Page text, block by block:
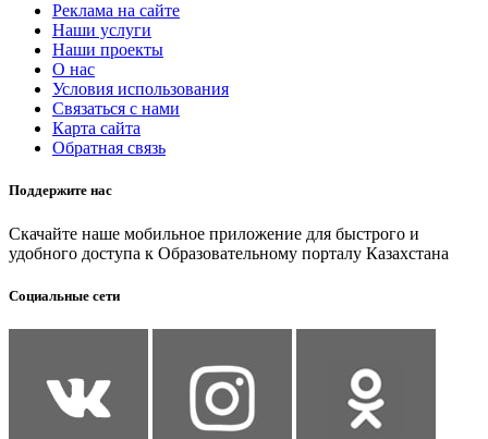
Реклама на сайте
Наши услуги
Наши проекты
О нас
Условия использования
Связаться с нами
Карта сайта
Обратная связь
Поддержите нас
Скачайте наше мобильное приложение для быстрого и
удобного доступа к Образовательному порталу Казахстана
Социальные сети